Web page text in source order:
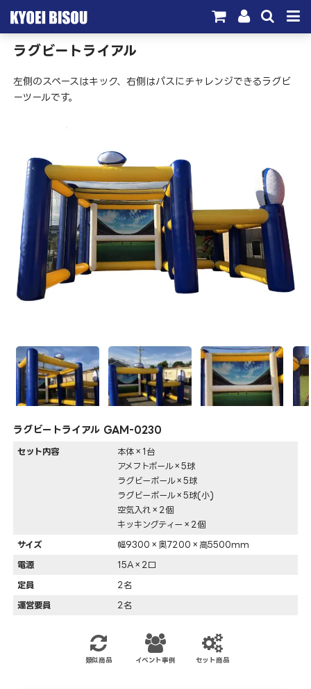
サービス
取引実績
会社概要
お問い合わせ
ラグビートライアル
左側のスペースはキック、右側はパスにチャレンジできるラグビ
ーツールです。
ラグビートライアル GAM-0230
セット内容
本体×1台
アメフトボール×5球
ラグビーボール×5球
ラグビーボール×5球(小)
空気入れ×2個
キッキングティー×2個
サイズ 幅9300×奥7200×高5500mm
電源 15A×2口
定員 2名
運営要員 2名
類似商品 イベント事例 セット商品